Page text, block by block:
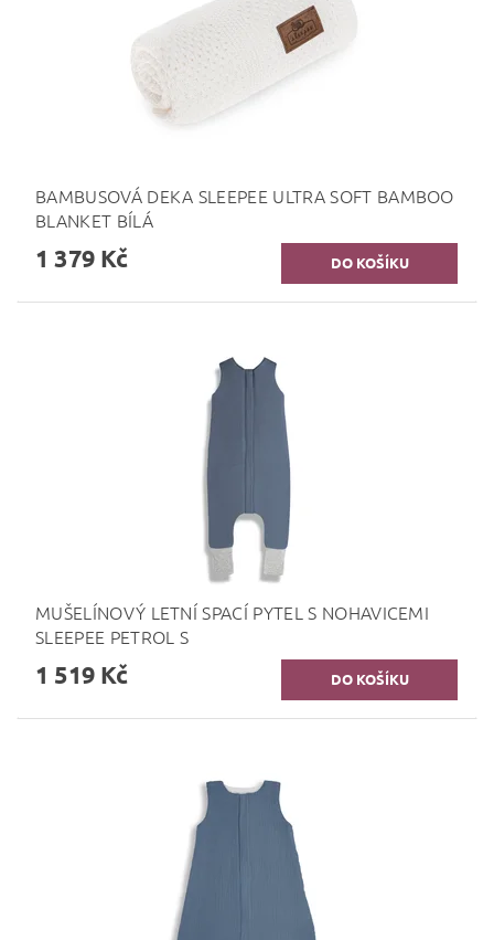
BAMBUSOVÁ DEKA SLEEPEE ULTRA SOFT BAMBOO
BLANKET BÍLÁ
1 379 Kč
MUŠELÍNOVÝ LETNÍ SPACÍ PYTEL S NOHAVICEMI
SLEEPEE PETROL S
1 519 Kč